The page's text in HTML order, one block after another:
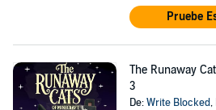
Pruebe
The Runaway
3
De:Write Blocked,